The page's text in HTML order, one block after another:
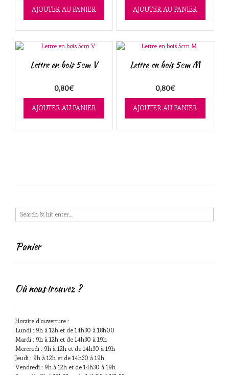
AJOUTER AU PANIER AJOUTER AU PANIER
Lettre en bois 5cm V
0,80€
AJOUTER AU PANIER
Lettre en bois 5cm M
0,80€
AJOUTER AU PANIER
Panier
Où nous trouvez ?
Horaire d'ouverture :
Lundi : 9h à 12h et de 14h30 à 18h00
Mardi : 9h à 12h et de 14h30 à 19h
Mercredi : 9h à 12h et de 14h30 à 19h
Jeudi : 9h à 12h et de 14h30 à 19h
Vendredi : 9h à 12h et de 14h30 à 19h